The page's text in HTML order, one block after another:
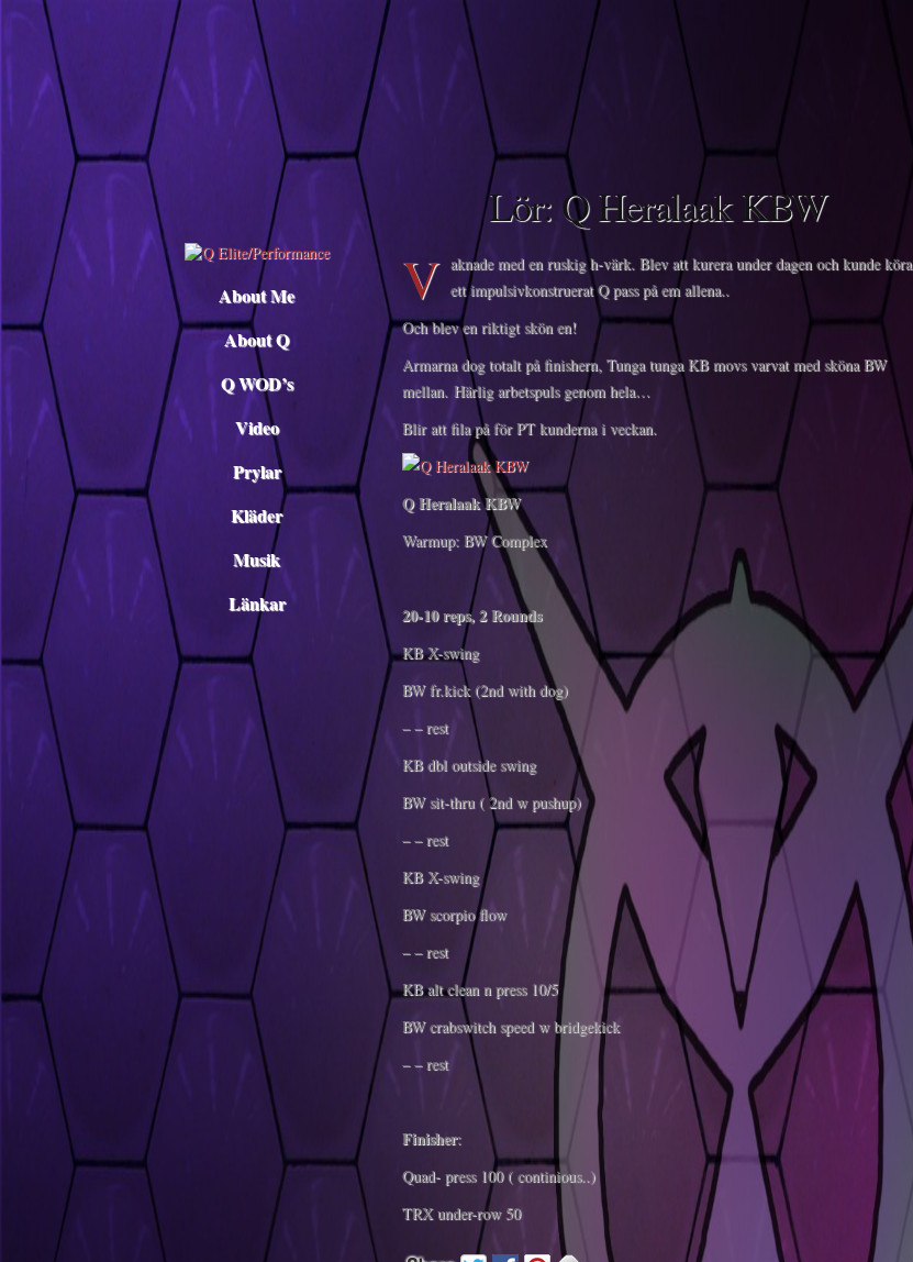
Descargar musica
About Me
About Q
Q WOD’s
Video
Prylar
Kläder
Musik
Länkar
Lör: Q Heralaak KBW
V aknade med en ruskig h-värk. Blev att kurera under dagen och kunde köra
ett impulsivkonstruerat Q pass på em allena..
Och blev en riktigt skön en!
Armarna dog totalt på finishern, Tunga tunga KB movs varvat med sköna BW
mellan. Härlig arbetspuls genom hela…
Blir att fila på för PT kunderna i veckan.
Q Heralaak KBW
Warmup: BW Complex
20-10 reps, 2 Rounds
KB X-swing
BW fr.kick (2nd with dog)
– – rest
KB dbl outside swing
BW sit-thru ( 2nd w pushup)
– – rest
KB X-swing
BW scorpio flow
– – rest
KB alt clean n press 10/5
BW crabswitch speed w bridgekick
– – rest
Finisher:
Quad- press 100 ( continious..)
TRX under-row 50